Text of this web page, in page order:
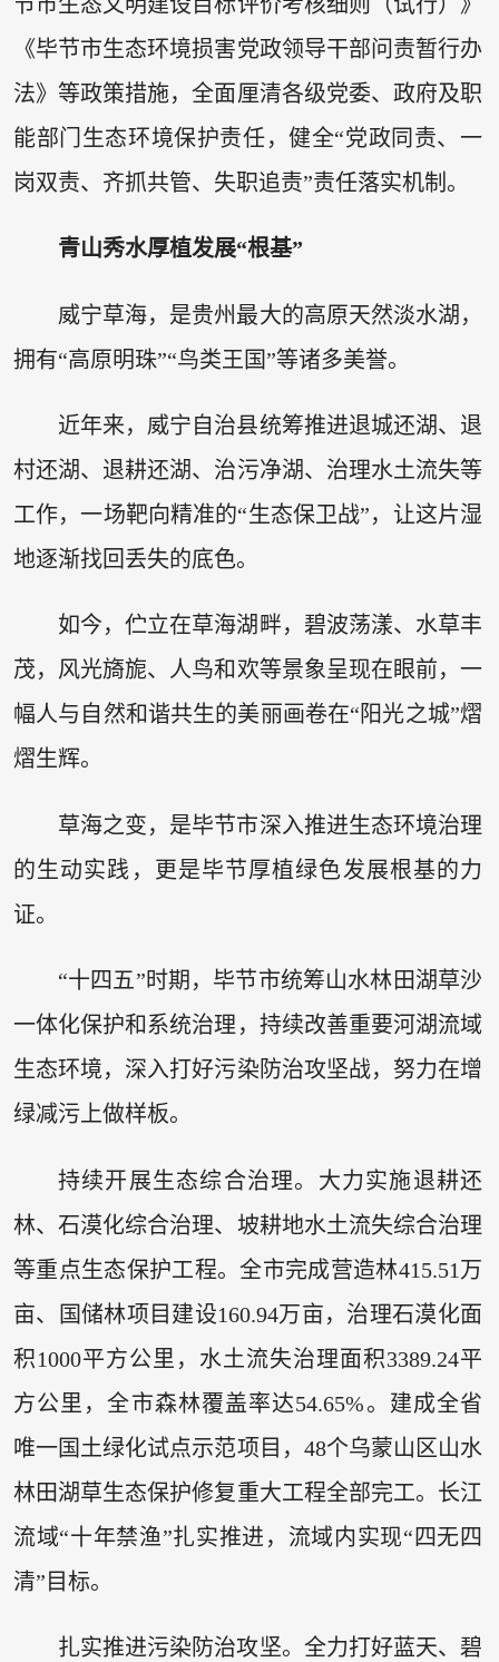
《毕节市生态环境损害党政领导干部问责暂行办
法》等政策措施，全面厘清各级党委、政府及职
能部门生态环境保护责任，健全“党政同责、一
岗双责、齐抓共管、失职追责”责任落实机制。
青山秀水厚植发展“根基”
威宁草海，是贵州最大的高原天然淡水湖，
拥有“高原明珠”“鸟类王国”等诸多美誉。
近年来，威宁自治县统筹推进退城还湖、退
村还湖、退耕还湖、治污净湖、治理水土流失等
工作，一场靶向精准的“生态保卫战”，让这片湿
地逐渐找回丢失的底色。
如今，伫立在草海湖畔，碧波荡漾、水草丰
茂，风光旖旎、人鸟和欢等景象呈现在眼前，一
幅人与自然和谐共生的美丽画卷在“阳光之城”熠
熠生辉。
草海之变，是毕节市深入推进生态环境治理
的生动实践，更是毕节厚植绿色发展根基的力
证。
“十四五”时期，毕节市统筹山水林田湖草沙
一体化保护和系统治理，持续改善重要河湖流域
生态环境，深入打好污染防治攻坚战，努力在增
绿减污上做样板。
持续开展生态综合治理。大力实施退耕还
林、石漠化综合治理、坡耕地水土流失综合治理
等重点生态保护工程。全市完成营造林415.51万
亩、国储林项目建设160.94万亩，治理石漠化面
积1000平方公里，水土流失治理面积3389.24平
方公里，全市森林覆盖率达54.65%。建成全省
唯一国土绿化试点示范项目，48个乌蒙山区山水
林田湖草生态保护修复重大工程全部完工。长江
流域“十年禁渔”扎实推进，流域内实现“四无四
清”目标。
扎实推进污染防治攻坚。全力打好蓝天、碧